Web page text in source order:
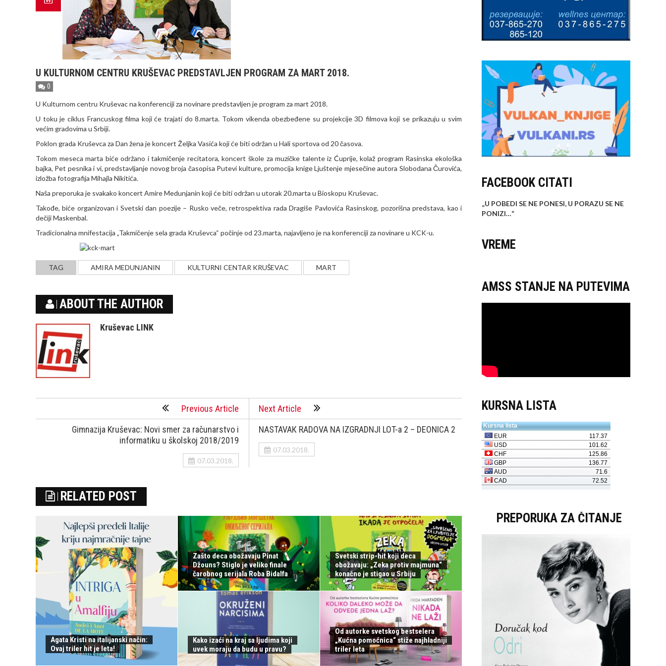
U KULTURNOM CENTRU KRUŠEVAC PREDSTAVLJEN PROGRAM ZA MART 2018.
0
U Kulturnom centru Kruševac na konferenciji za novinare predstavljen je program za mart 2018.
U toku je ciklus Francuskog filma koji će trajati do 8.marta. Tokom vikenda obezbeđene su projekcije 3D filmova koji se prikazuju u svim
većim gradovima u Srbiji.
Poklon grada Kruševca za Dan žena je koncert Željka Vasića koji će biti održan u Hali sportova od 20 časova.
Tokom meseca marta biće održano i takmičenje recitatora, koncert škole za muzičke talente iz Ćuprije, kolaž program Rasinska ekološka
bajka, Pet pesnika i vi, predstavljanje novog broja časopisa Putevi kulture, promocija knige Ljuštenje mjesečine autora Slobodana Čurovića,
izložba fotografija Mihajla Nikitića.
Naša preporuka je svakako koncert Amire Medunjanin koji će biti održan u utorak 20.marta u Bioskopu Kruševac.
Takođe, biće organizovan i Svetski dan poezije – Rusko veče, retrospektiva rada Dragiše Pavlovića Rasinskog, pozorišna predstava, kao i
dečiji Maskenbal.
Tradicionalna mnifestacija „Takmičenje sela grada Kruševca“ počinje od 23.marta, najavljeno je na konferenciji za novinare u KCK-u.
TAG AMIRA MEDUNJANIN KULTURNI CENTAR KRUŠEVAC MART
ABOUT THE AUTHOR
Kruševac LINK
Previous Article
Gimnazija Kruševac: Novi smer za računarstvo i
informatiku u školskoj 2018/2019
07.03.2018.
Next Article
NASTAVAК RADOVA NA IZGRADNJI LOT-a 2 – DEONICA 2
07.03.2018.
RELATED POST
Agata Kristi na italijanski način:
Ovaj triler hit je leta!
Zašto deca obožavaju Pinat
Džouns? Stiglo je veliko finale
čarobnog serijala Roba Bidalfa
Svetski strip-hit koji deca
obožavaju: „Zeka protiv majmuna“
konačno je stigao u Srbiju
Kako izaći na kraj sa ljudima koji
uvek moraju da budu u pravu?
Od autorke svetskog bestselera
„Kućna pomoćnica“ stiže najhladniji
triler leta
FACEBOOK CITATI
„U POBEDI SE NE PONESI, U PORAZU SE NE
PONIZI…“
VREME
AMSS STANJE NA PUTEVIMA
KURSNA LISTA
PREPORUKA ZA ČITANJE